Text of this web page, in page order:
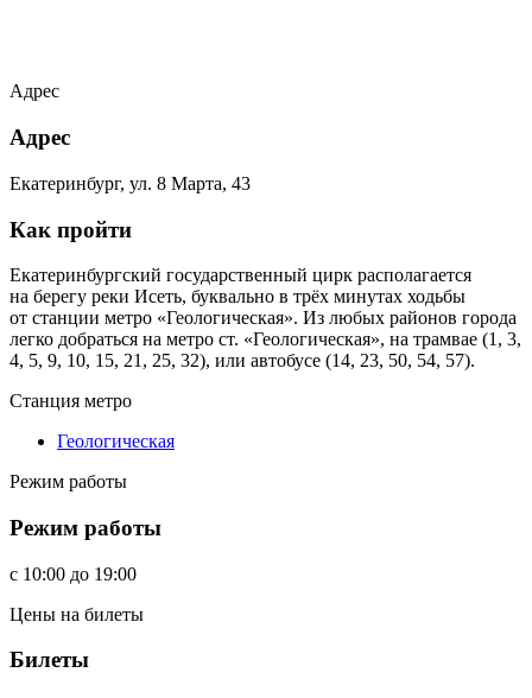
Адрес
Адрес
Екатеринбург, ул. 8 Марта, 43
Как пройти
Екатеринбургский государственный цирк располагается
на берегу реки Исеть, буквально в трёх минутах ходьбы
от станции метро «Геологическая». Из любых районов города
легко добраться на метро ст. «Геологическая», на трамвае (1, 3,
4, 5, 9, 10, 15, 21, 25, 32), или автобусе (14, 23, 50, 54, 57).
Станция метро
Геологическая
Режим работы
Режим работы
c 10:00 до 19:00
Цены на билеты
Билеты